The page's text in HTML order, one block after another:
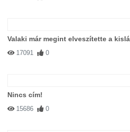
Valaki már megint elveszítette a
17091 0
Nincs cím!
15686 0